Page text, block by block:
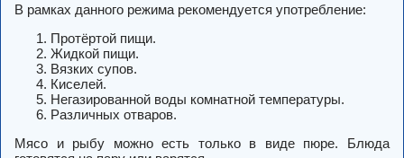
В рамках данного режима рекомендуется употребление:
Протёртой пищи.
Жидкой пищи.
Вязких супов.
Киселей.
Негазированной воды комнатной температуры.
Различных отваров.
Мясо и рыбу можно есть только в виде пюре. Блюда